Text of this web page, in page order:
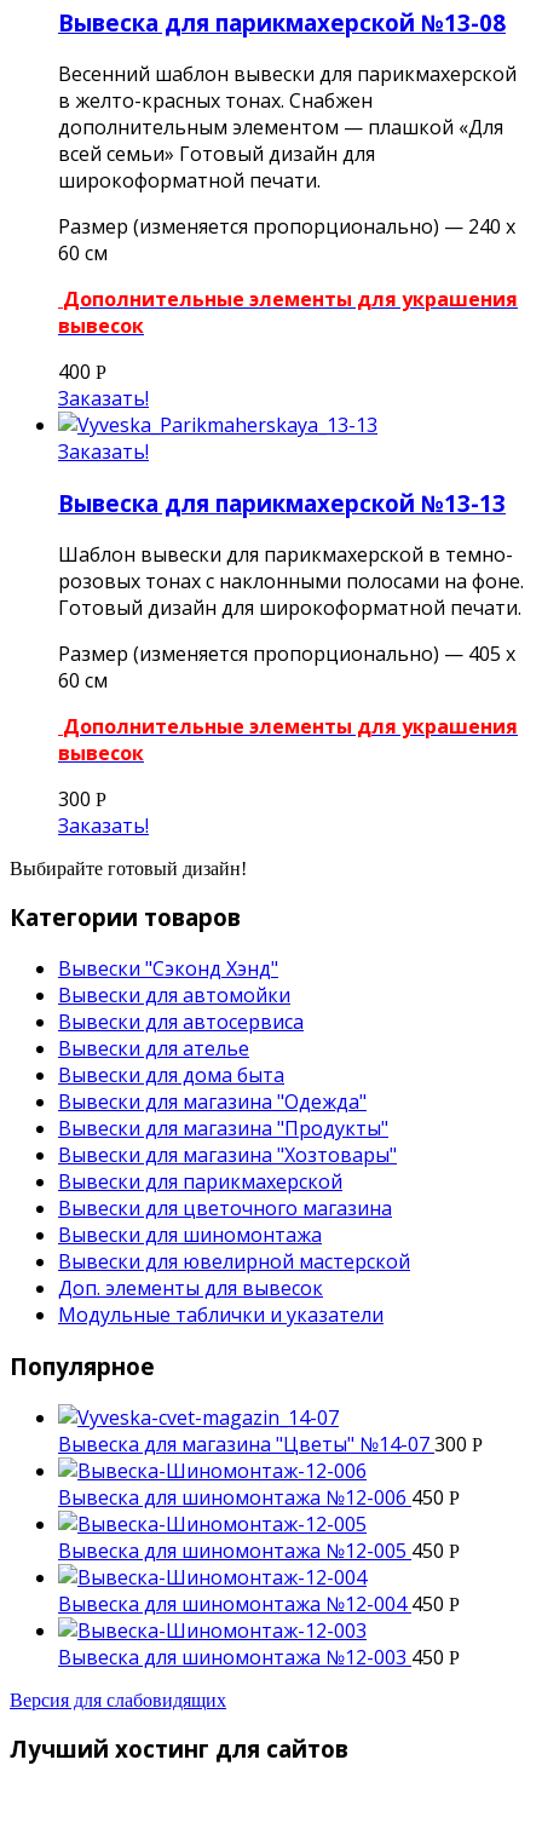
Вывеска для парикмахерской №13-08
Весенний шаблон вывески для парикмахерской
в желто-красных тонах. Снабжен
дополнительным элементом — плашкой «Для
всей семьи» Готовый дизайн для
широкоформатной печати.
Размер (изменяется пропорционально) — 240 х
60 см
Дополнительные элементы для украшения
вывесок
400 Р
Заказать!
Заказать!
Вывеска для парикмахерской №13-13
Шаблон вывески для парикмахерской в темно-
розовых тонах с наклонными полосами на фоне.
Готовый дизайн для широкоформатной печати.
Размер (изменяется пропорционально) — 405 х
60 см
Дополнительные элементы для украшения
вывесок
300 Р
Заказать!
Выбирайте готовый дизайн!
Категории товаров
Вывески "Сэконд Хэнд"
Вывески для автомойки
Вывески для автосервиса
Вывески для ателье
Вывески для дома быта
Вывески для магазина "Одежда"
Вывески для магазина "Продукты"
Вывески для магазина "Хозтовары"
Вывески для парикмахерской
Вывески для цветочного магазина
Вывески для шиномонтажа
Вывески для ювелирной мастерской
Доп. элементы для вывесок
Модульные таблички и указатели
Популярное
Вывеска для магазина "Цветы" №14-07300 Р
Вывеска для шиномонтажа №12-006 450 Р
Вывеска для шиномонтажа №12-005 450 Р
Вывеска для шиномонтажа №12-004450 Р
Вывеска для шиномонтажа №12-003 450 Р
Версия для слабовидящих
Лучший хостинг для сайтов